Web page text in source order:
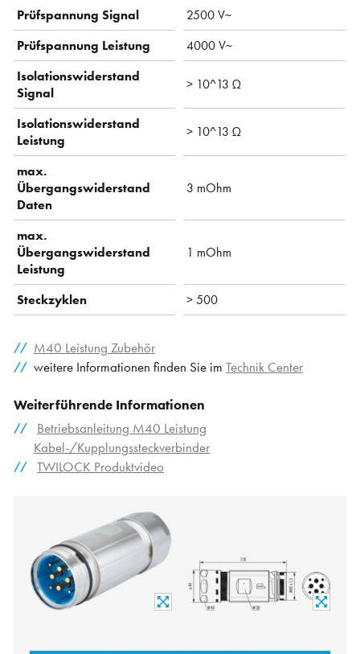
Prüfspannung Signal
2500 V~
Prüfspannung Leistung
4000 V~
Isolationswiderstand
Signal
> 10^13 Ω
Isolationswiderstand
Leistung
> 10^13 Ω
max.
Übergangswiderstand
Daten
3 mOhm
max.
Übergangswiderstand
Leistung
1 mOhm
Steckzyklen > 500
M40 Leistung Zubehör
weitere Informationen finden Sie im Technik Center
Weiterführende Informationen
Betriebsanleitung M40 Leistung
Kabel-/Kupplungssteckverbinder
TWILOCK Produktvideo